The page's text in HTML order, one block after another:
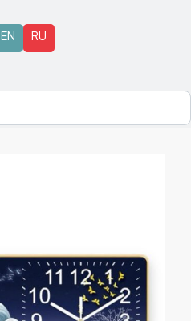
EN RU